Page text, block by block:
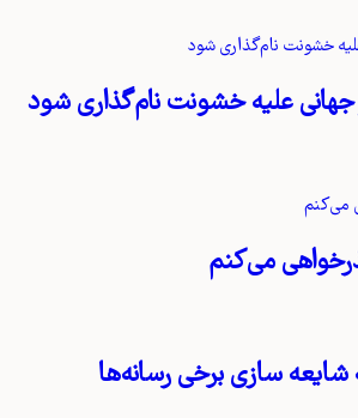
می‌کنم
سازی برخی رسانه‌ها